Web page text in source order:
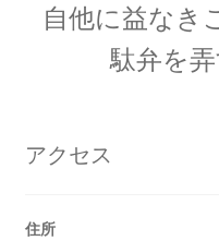
【ハイゼンベルグ
自他に益なき
駄弁を弄
アクセス
住所